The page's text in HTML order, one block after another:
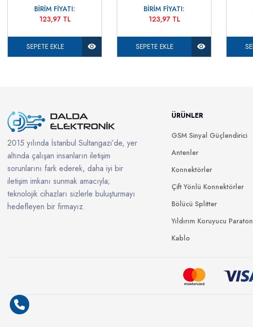
BİRİM FİYATI:
123,97 TL
SEPETE EKLE
BİRİM FİYATI:
123,97 TL
SEPETE EKLE
2015 yılında İstanbul Sultangazi’de, yer
altında çalışan insanların iletişim
sorunlarını fark ederek, daha iyi bir
iletişim imkanı sunmak amacıyla;
teknolojik cihazları sizlerle buluşturmayı
hedefleyen bir firmayız.
ÜRÜNLER
GSM Sinyal Güçlendirici
Antenler
Konnektörler
Çift Yönlü Konnektörler
Bölücü Splitter
Yıldırım Koruyucu
Kablo